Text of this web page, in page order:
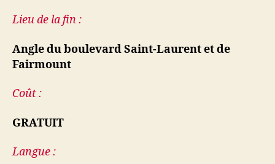
Lieu de la fin :
Angle du boulevard Saint-Laurent et de
Fairmount
Coût :
GRATUIT
Langue :